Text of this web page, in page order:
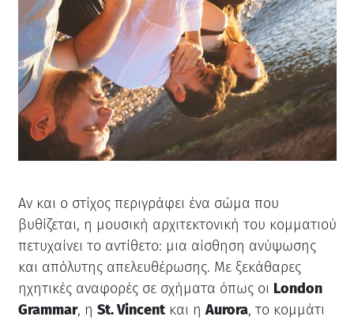
Αν και ο στίχος περιγράφει ένα σώμα που
βυθίζεται, η μουσική αρχιτεκτονική του κομματιού
πετυχαίνει το αντίθετο: μια αίσθηση ανύψωσης
και απόλυτης απελευθέρωσης. Με ξεκάθαρες
ηχητικές αναφορές σε σχήματα όπως οι London
Grammar, η St. Vincentκαι ηAurora, το κομμάτι